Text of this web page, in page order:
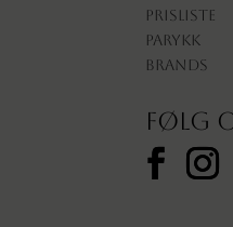
Prisliste
Parykk
Brands
Følg